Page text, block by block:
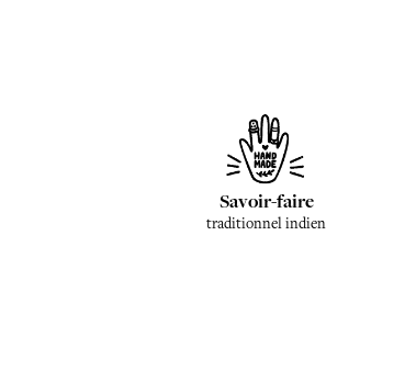
Savoir-faire
traditionnel indien